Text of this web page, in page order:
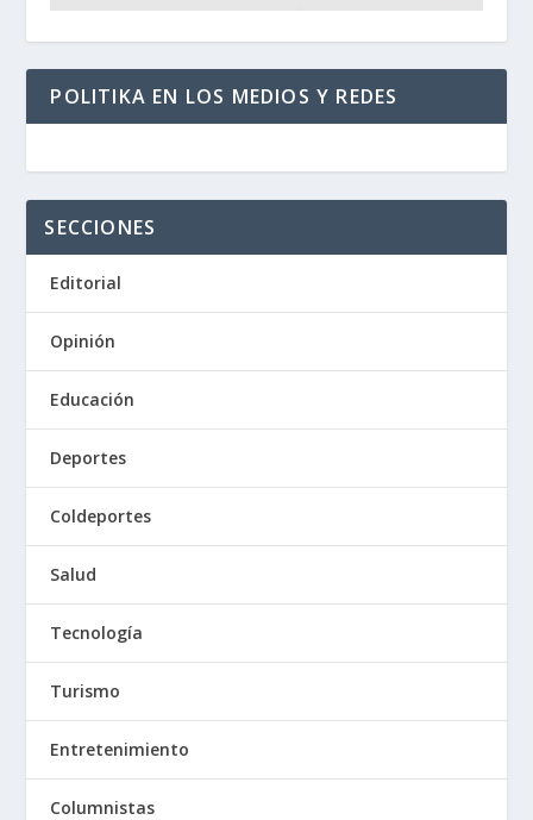
POLITIKA EN LOS MEDIOS Y REDES
SECCIONES
Editorial
Opinión
Educación
Deportes
Coldeportes
Salud
Tecnología
Turismo
Entretenimiento
Columnistas